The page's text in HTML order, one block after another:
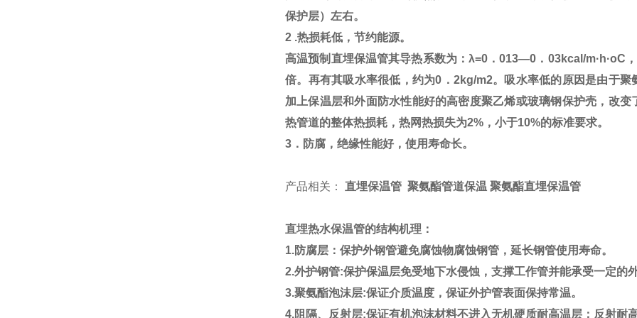
保护层）左右。
2 .热损耗低，节约能源。
高温预制直埋保温管其导热系数为：λ=0 ．013—0 ． 03kcal/m·h·oC
倍。再有其吸水率很低，约为0 ． 2kg/m2。吸水率低的原因是由于聚
加上保温层和外面防水性能好的高密度聚乙烯或玻璃钢保护壳，改变
热管道的整体热损耗，热网热损失为2% ，小于10%的标准要求。
3 ．防腐，绝缘性能好，使用寿命长。
产品相关： 直埋保温管 聚氨酯管道保温 聚氨酯直埋保温管
直埋热水保温管的结构机理：
1.防腐层：保护外钢管避免腐蚀物腐蚀钢管，延长钢管使用寿命。
2.外护钢管:保护保温层免受地下水侵蚀，支撑工作管并能承受一
3.聚氨酯泡沫层:保证介质温度，保证外护管表面保持常温。
4.阻隔、反射层:保证有机泡沫材料不进入无机硬质耐高温层；反